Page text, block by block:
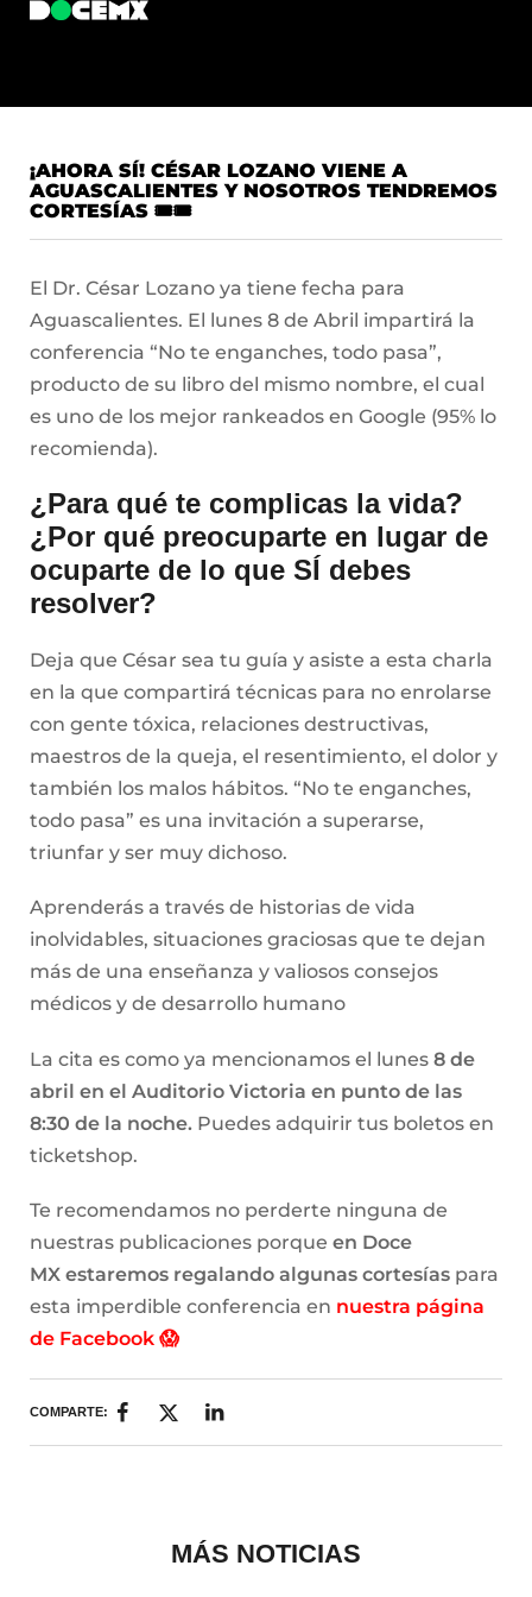
¡AHORA SÍ! CÉSAR LOZANO VIENE A
AGUASCALIENTES Y NOSOTROS TENDREMOS
CORTESÍAS 🎟🎟
El Dr. César Lozano ya tiene fecha para
Aguascalientes. El lunes 8 de Abril impartirá la
conferencia “No te enganches, todo pasa”,
producto de su libro del mismo nombre, el cual
es uno de los mejor rankeados en Google (95% lo
recomienda).
¿Para qué te complicas la vida?
¿Por qué preocuparte en lugar de
ocuparte de lo que SÍ debes
resolver?
Deja que César sea tu guía y asiste a esta charla
en la que compartirá técnicas para no enrolarse
con gente tóxica, relaciones destructivas,
maestros de la queja, el resentimiento, el dolor y
también los malos hábitos. “No te enganches,
todo pasa” es una invitación a superarse,
triunfar y ser muy dichoso.
Aprenderás a través de historias de vida
inolvidables, situaciones graciosas que te dejan
más de una enseñanza y valiosos consejos
médicos y de desarrollo humano
La cita es como ya mencionamos el lunes 8 de
abril en el Auditorio Victoria en punto de las
8:30 de la noche. Puedes adquirir tus boletos en
ticketshop.
Te recomendamos no perderte ninguna de
nuestras publicaciones porque en Doce
MX estaremos regalando algunas cortesías para
esta imperdible conferencia en nuestra página
de Facebook 😱
COMPARTE:
MÁS NOTICIAS